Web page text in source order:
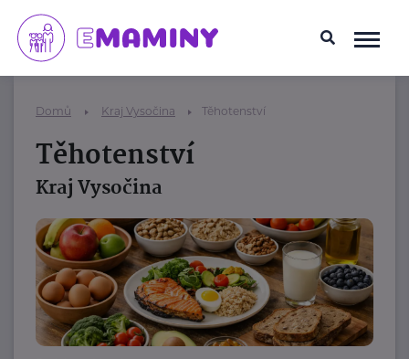
Domů Kraj Vysočina Těhotenství
Těhotenství
Kraj Vysočina